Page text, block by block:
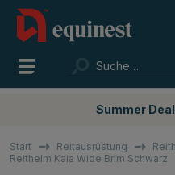
Summer
Start Reitausrüstung
Reithelm Kaia Wide Brim Schwarz